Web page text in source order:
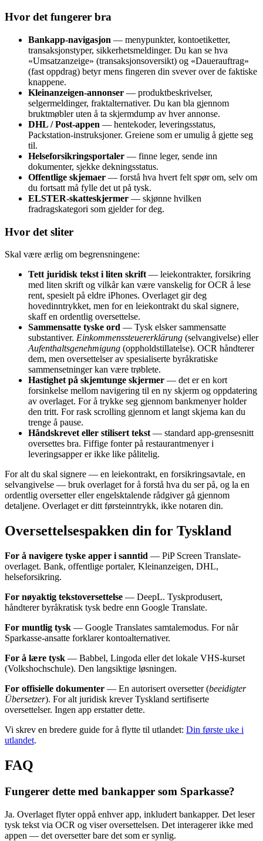
Hvor det fungerer bra
Bankapp-navigasjon — menypunkter, kontoetiketter,
transaksjonstyper, sikkerhetsmeldinger. Du kan se hva
«Umsatzanzeige» (transaksjonsoversikt) og «Dauerauftrag»
(fast oppdrag) betyr mens fingeren din svever over de faktiske
knappene.
Kleinanzeigen-annonser — produktbeskrivelser,
selgermeldinger, fraktalternativer. Du kan bla gjennom
bruktmøbler uten å ta skjermdump av hver annonse.
DHL / Post-appen — hentekoder, leveringsstatus,
Packstation-instruksjoner. Greiene som er umulig å gjette seg
til.
Helseforsikringsportaler — finne leger, sende inn
dokumenter, sjekke dekningsstatus.
Offentlige skjemaer — forstå hva hvert felt spør om, selv om
du fortsatt må fylle det ut på tysk.
ELSTER-skatteskjermer — skjønne hvilken
fradragskategori som gjelder for deg.
Hvor det sliter
Skal være ærlig om begrensningene:
Tett juridisk tekst i liten skrift— leiekontrakter, forsikring
med liten skrift og vilkår kan være vanskelig for OCR å lese
rent, spesielt på eldre iPhones. Overlaget gir deg
hovedinntrykket, men for en leiekontrakt du skal signere,
skaff en ordentlig oversettelse.
Sammensatte tyske ord — Tysk elsker sammensatte
substantiver. Einkommenssteuererklärung (selvangivelse) eller
Aufenthaltsgenehmigung (oppholdstillatelse). OCR håndterer
dem, men oversettelser av spesialiserte byråkratiske
sammensetninger kan være trøblete.
Hastighet på skjemtunge skjermer — det er en kort
forsinkelse mellom navigering til en ny skjerm og oppdatering
av overlaget. For å trykke seg gjennom bankmenyer holder
den tritt. For rask scrolling gjennom et langt skjema kan du
trenge å pause.
Håndskrevet eller stilisert tekst— standard app-grensesnitt
oversettes bra. Fiffige fonter på restaurantmenyer i
leveringsapper er ikke like pålitelig.
For alt du skal signere — en leiekontrakt, en forsikringsavtale, en
selvangivelse — bruk overlaget for å forstå hva du ser på, og la en
ordentlig oversetter eller engelsktalende rådgiver gå gjennom
detaljene. Overlaget er ditt førsteinntrykk, ikke notaren din.
Oversettelsespakken din for Tyskland
For å navigere tyske apper i sanntid — PiP Screen Translate-
overlaget. Bank, offentlige portaler, Kleinanzeigen, DHL,
helseforsikring.
For nøyaktig tekstoversettelse — DeepL. Tyskprodusert,
håndterer byråkratisk tysk bedre enn Google Translate.
For muntlig tysk — Google Translates samtalemodus. For når
Sparkasse-ansatte forklarer kontoalternativer.
For å lære tysk — Babbel, Lingoda eller det lokale VHS-kurset
(Volkshochschule). Den langsiktige løsningen.
For offisielle dokumenter — En autorisert oversetter (beeidigter
Übersetzer). For alt juridisk krever Tyskland sertifiserte
oversettelser. Ingen app erstatter dette.
Vi skrev en bredere guide for å flytte til utlandet: Din første uke i
utlandet.
FAQ
Fungerer dette med bankapper som Sparkasse?
Ja. Overlaget flyter oppå enhver app, inkludert bankapper. Det leser
tysk tekst via OCR og viser oversettelsen. Det interagerer ikke med
appen — det oversetter bare det som er synlig.